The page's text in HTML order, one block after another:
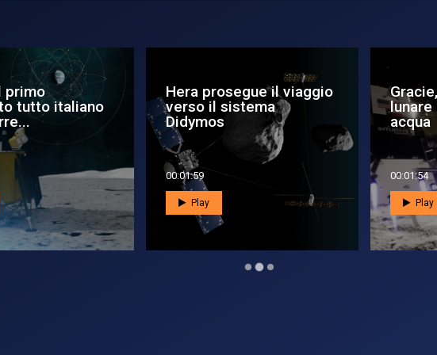
Hera prosegue il viaggio
verso il sistema
Didymos
00:01:59
Gracie, il primo hopper
lunare alla ricerca di
acqua
00:01:54
Play